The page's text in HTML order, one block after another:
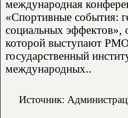
международная
«Спортивные события:
социальных эффектов»,
которой выступают
государственный
международных..
Источник: